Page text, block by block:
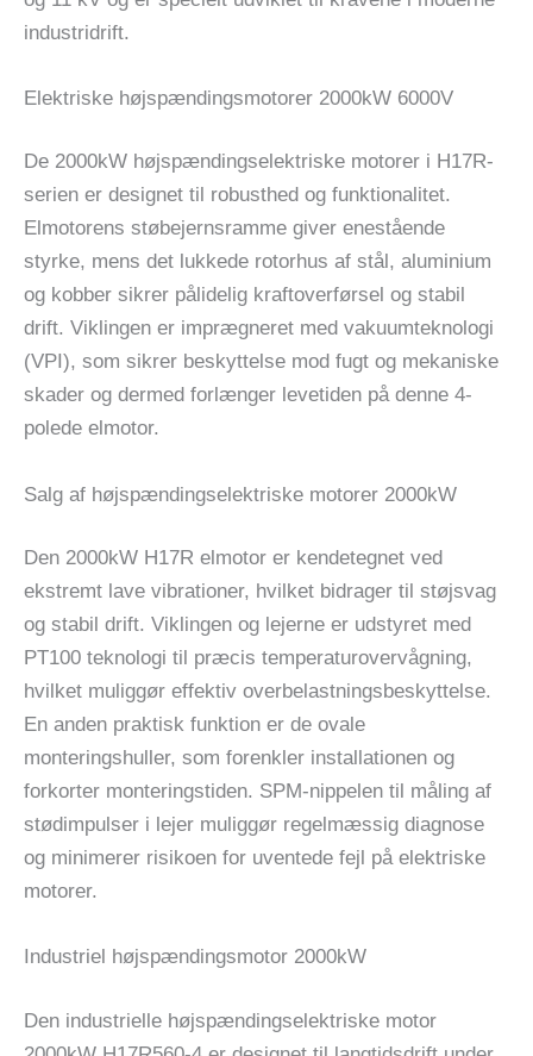
industridrift.
Elektriske højspændingsmotorer 2000kW 6000V
De 2000kW højspændingselektriske motorer i H17R-
serien er designet til robusthed og funktionalitet.
Elmotorens støbejernsramme giver enestående
styrke, mens det lukkede rotorhus af stål, aluminium
og kobber sikrer pålidelig kraftoverførsel og stabil
drift. Viklingen er imprægneret med vakuumteknologi
(VPI), som sikrer beskyttelse mod fugt og mekaniske
skader og dermed forlænger levetiden på denne 4-
polede elmotor.
Salg af højspændingselektriske motorer 2000kW
Den 2000kW H17R elmotor er kendetegnet ved
ekstremt lave vibrationer, hvilket bidrager til støjsvag
og stabil drift. Viklingen og lejerne er udstyret med
PT100 teknologi til præcis temperaturovervågning,
hvilket muliggør effektiv overbelastningsbeskyttelse.
En anden praktisk funktion er de ovale
monteringshuller, som forenkler installationen og
forkorter monteringstiden. SPM-nippelen til måling af
stødimpulser i lejer muliggør regelmæssig diagnose
og minimerer risikoen for uventede fejl på elektriske
motorer.
Industriel højspændingsmotor 2000kW
Den industrielle højspændingselektriske motor